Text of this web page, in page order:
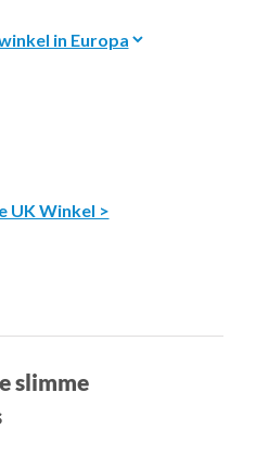
UK Winkel >
slimme